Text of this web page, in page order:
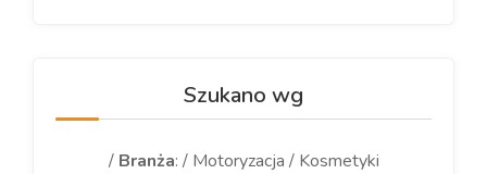
Szukano wg
/ Branża: / Motoryzacja / Kosmetyki